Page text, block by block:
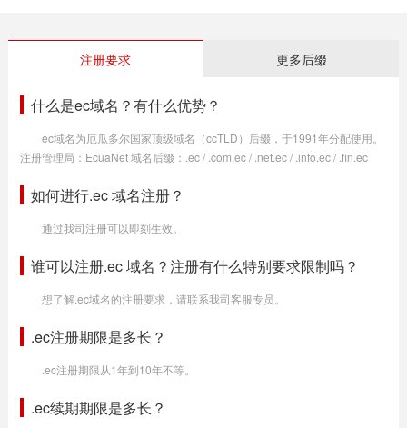
注册要求 更多后缀
什么是ec域名？有什么优势？
ec域名为厄瓜多尔国家顶级域名（ccTLD）后缀，于1991年分配使用。
注册管理局：EcuaNet 域名后缀：.ec / .com.ec / .net.ec / .info.ec / .fin.ec
如何进行.ec 域名注册？
通过我司注册可以即刻生效。
谁可以注册.ec 域名？注册有什么特别要求限制吗？
想了解.ec域名的注册要求，请联系我司客服专员。
.ec注册期限是多长？
.ec注册期限从1年到10年不等。
.ec续期期限是多长？